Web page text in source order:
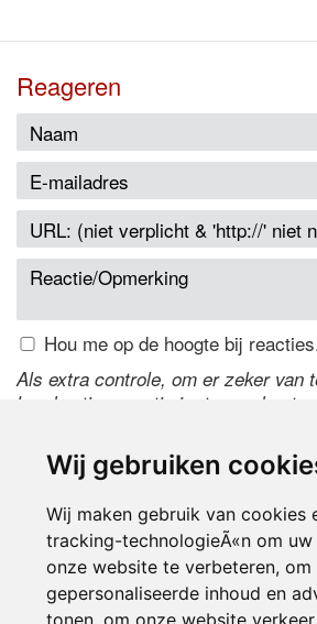
Wij gebruiken
Wij maken gebruik van cookies
tracking-technologieÃ«n om
onze website te verbeteren, om
gepersonaliseerde inhoud en
tonen, om onze website
Reageren
Hou me op de hoogte bij
Als extra controle, om er zeker van
handmatige reactie is, typ
de code te wijzigen.